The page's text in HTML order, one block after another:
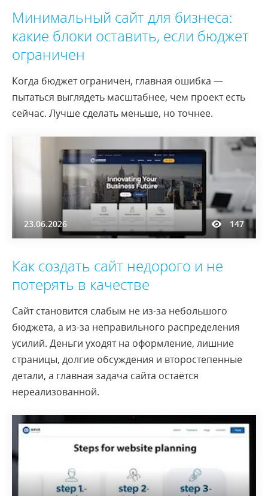
Минимальный сайт для бизнеса:
какие блоки оставить, если бюджет
ограничен
Когда бюджет ограничен, главная ошибка —
пытаться выглядеть масштабнее, чем проект есть
сейчас. Лучше сделать меньше, но точнее.
23.06.2026 147
Как создать сайт недорого и не
потерять в качестве
Сайт становится слабым не из-за небольшого
бюджета, а из-за неправильного распределения
усилий. Деньги уходят на оформление, лишние
страницы, долгие обсуждения и второстепенные
детали, а главная задача сайта остаётся
нереализованной.